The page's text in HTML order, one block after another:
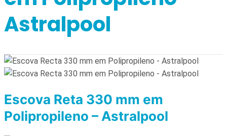
Astralpool
Escova Reta 330 mm em
Polipropileno – Astralpool